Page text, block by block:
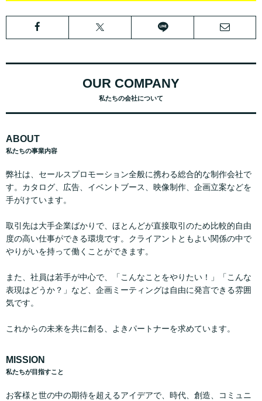
OUR COMPANY
私たちの会社について
ABOUT
私たちの事業内容
弊社は、セールスプロモーション全般に携わる総合的な制作会社で
す。カタログ、広告、イベントブース、映像制作、企画立案などを
手がけています。
取引先は大手企業ばかりで、ほとんどが直接取引のため比較的自由
度の高い仕事ができる環境です。クライアントともよい関係の中で
やりがいを持って働くことができます。
また、社員は若手が中心で、「こんなことをやりたい！」「こんな
表現はどうか？」など、企画ミーティングは自由に発言できる雰囲
気です。
これからの未来を共に創る、よきパートナーを求めています。
MISSION
私たちが目指すこと
お客様と世の中の期待を超えるアイデアで、時代、創造、コミュニ